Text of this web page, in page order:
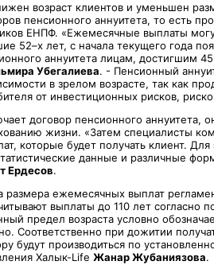
возраст клиентов и уменьшен
пенсионного аннуитета, то есть
ЕНПФ. «Ежемесячные выплаты
52–х лет, с начала текущего года
аннуитета лицам, достигшим
Убегалиева. - Пенсионный
в зрелом возрасте, так как
от инвестиционных рисков,
договор пенсионного
жизни. «Затем специалисты
которые будет получать клиент.
данные и различные
Ердесов.
размера ежемесячных выплат
выплаты до 110 лет согласно
предел возраста условно
Соответственно при дожитии
будут производиться по
Халык-Life Жанар Жубаниязова.